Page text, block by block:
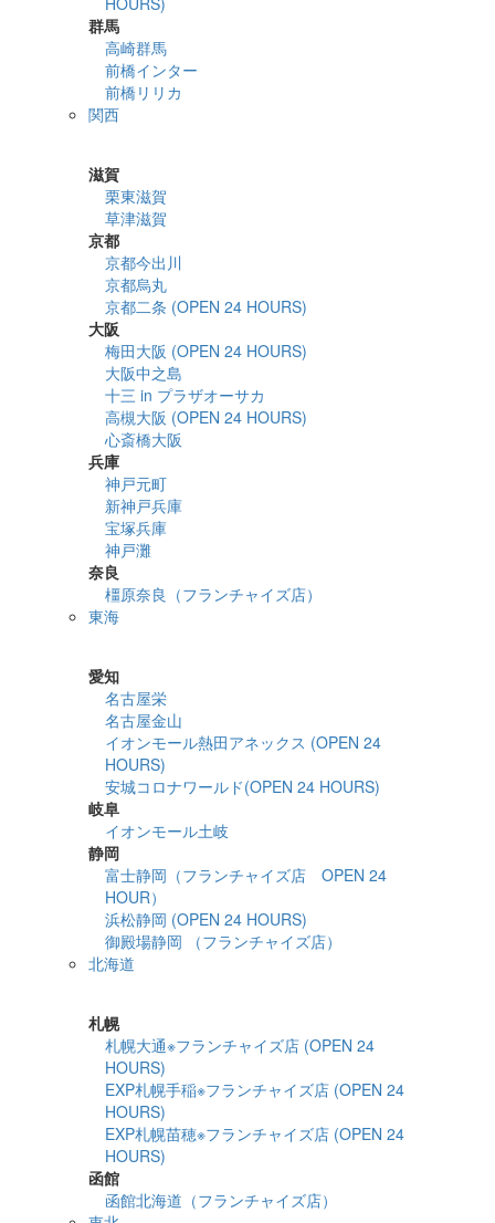
群馬
高崎群馬
前橋インター
前橋リリカ
関西
滋賀
栗東滋賀
草津滋賀
京都
京都今出川
京都烏丸
京都二条 (OPEN 24 HOURS)
大阪
梅田大阪 (OPEN 24 HOURS)
大阪中之島
十三 in プラザオーサカ
高槻大阪 (OPEN 24 HOURS)
心斎橋大阪
兵庫
神戸元町
新神戸兵庫
宝塚兵庫
神戸灘
奈良
橿原奈良（フランチャイズ店）
東海
愛知
名古屋栄
名古屋金山
イオンモール熱田アネックス (OPEN 24
HOURS)
安城コロナワールド(OPEN 24 HOURS)
岐阜
イオンモール土岐
静岡
富士静岡（フランチャイズ店 OPEN 24
HOUR）
浜松静岡 (OPEN 24 HOURS)
御殿場静岡 （フランチャイズ店）
北海道
札幌
札幌大通※フランチャイズ店 (OPEN 24
HOURS)
EXP札幌手稲※フランチャイズ店 (OPEN 24
HOURS)
EXP札幌苗穂※フランチャイズ店 (OPEN 24
HOURS)
函館
函館北海道（フランチャイズ店）